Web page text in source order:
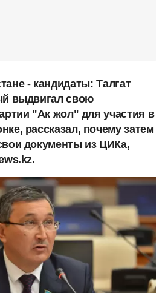
- кандидаты: Талгат
выдвигал свою
"Ак жол" для участия в
рассказал, почему затем
документы из ЦИКа,